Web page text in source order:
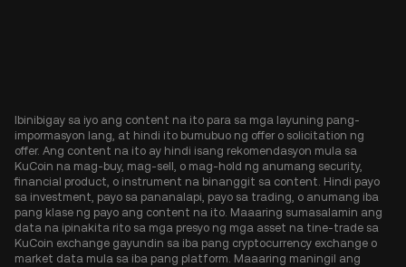
Ibinibigay sa iyo ang content na ito para sa mga layuning pang-
impormasyon lang, at hindi ito bumubuo ng offer o solicitation ng
offer. Ang content na ito ay hindi isang rekomendasyon mula sa
KuCoin na mag-buy, mag-sell, o mag-hold ng anumang security,
financial product, o instrument na binanggit sa content. Hindi payo
sa investment, payo sa pananalapi, payo sa trading, o anumang iba
pang klase ng payo ang content na ito. Maaaring sumasalamin ang
data na ipinakita rito sa mga presyo ng mga asset na tine-trade sa
KuCoin exchange gayundin sa iba pang cryptocurrency exchange o
market data mula sa iba pang platform. Maaaring maningil ang